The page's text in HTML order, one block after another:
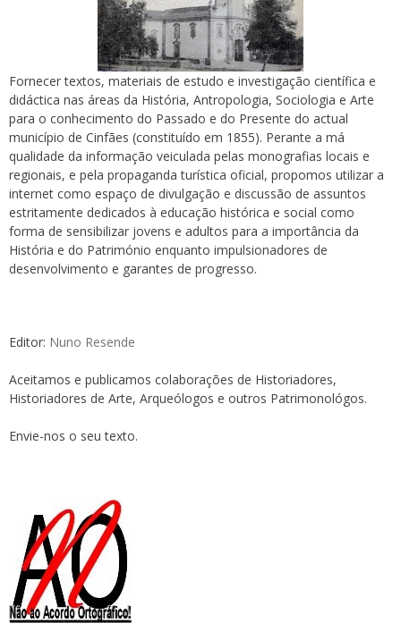
Fornecer textos, materiais de estudo e investigação científica e
didáctica nas áreas da História, Antropologia, Sociologia e Arte
para o conhecimento do Passado e do Presente do actual
município de Cinfães (constituído em 1855). Perante a má
qualidade da informação veiculada pelas monografias locais e
regionais, e pela propaganda turística oficial, propomos utilizar a
internet como espaço de divulgação e discussão de assuntos
estritamente dedicados à educação histórica e social como
forma de sensibilizar jovens e adultos para a importância da
História e do Património enquanto impulsionadores de
desenvolvimento e garantes de progresso.
Editor: Nuno Resende
Aceitamos e publicamos colaborações de Historiadores,
Historiadores de Arte, Arqueólogos e outros Patrimonológos.
Envie-nos o seu texto.